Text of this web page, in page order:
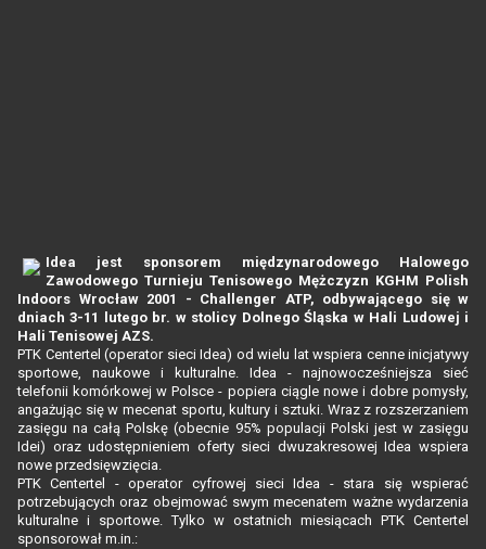
Idea jest sponsorem międzynarodowego Halowego
Zawodowego Turnieju Tenisowego Mężczyzn KGHM Polish
Indoors Wrocław 2001 - Challenger ATP, odbywającego się w
dniach 3-11 lutego br. w stolicy Dolnego Śląska w Hali Ludowej i
Hali Tenisowej AZS.
PTK Centertel (operator sieci Idea) od wielu lat wspiera cenne inicjatywy
sportowe, naukowe i kulturalne. Idea - najnowocześniejsza sieć
telefonii komórkowej w Polsce - popiera ciągle nowe i dobre pomysły,
angażując się w mecenat sportu, kultury i sztuki. Wraz z rozszerzaniem
zasięgu na całą Polskę (obecnie 95% populacji Polski jest w zasięgu
Idei) oraz udostępnieniem oferty sieci dwuzakresowej Idea wspiera
nowe przedsięwzięcia.
PTK Centertel - operator cyfrowej sieci Idea - stara się wspierać
potrzebujących oraz obejmować swym mecenatem ważne wydarzenia
kulturalne i sportowe. Tylko w ostatnich miesiącach PTK Centertel
sponsorował m.in.: